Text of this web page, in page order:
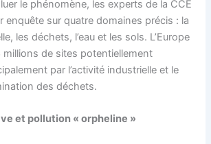
le phénomène, les experts de la CCE
enquête sur quatre domaines précis : la
les déchets, l’eau et les sols. L’Europe
de sites potentiellement
par l’activité industrielle et le
des déchets.
et pollution « orpheline »